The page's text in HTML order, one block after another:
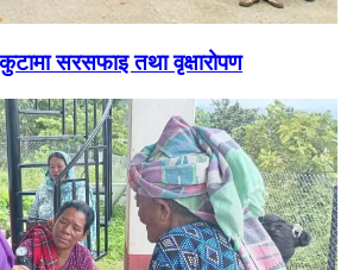
सरसफाइ तथा वृक्षारोपण